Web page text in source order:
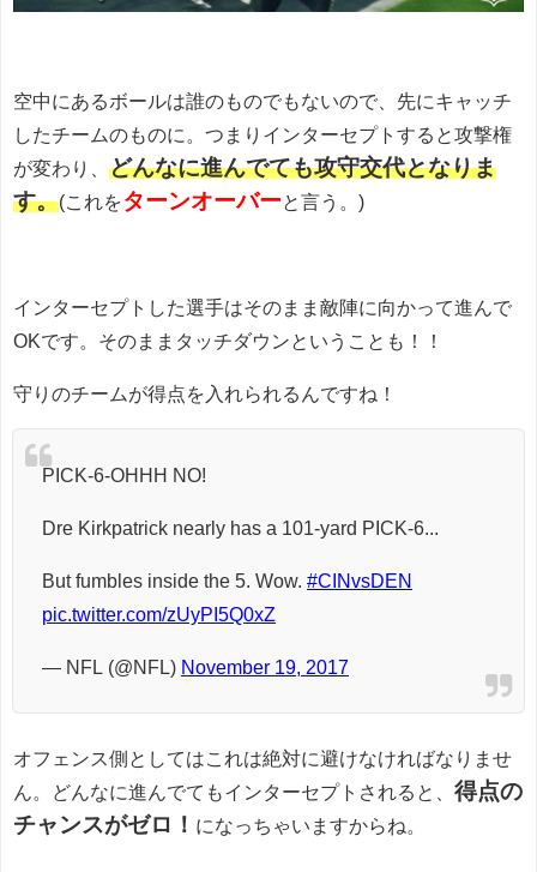
空中にあるボールは誰のものでもないので、先にキャッチ
したチームのものに。つまりインターセプトすると攻撃権
が変わり、 どんなに進んでても攻守交代となりま
す。(これをターンオーバーと言う。)
インターセプトした選手はそのまま敵陣に向かって進んで
OKです。そのままタッチダウンということも！！
守りのチームが得点を入れられるんですね！
PICK-6-OHHH NO!
Dre Kirkpatrick nearly has a 101-yard PICK-6...
But fumbles inside the 5. Wow. #CINvsDEN
pic.twitter.com/zUyPI5Q0xZ
— NFL (@NFL) November 19, 2017
オフェンス側としてはこれは絶対に避けなければなりませ
ん。どんなに進んでてもインターセプトされると、 得点の
チャンスがゼロ！ になっちゃいますからね。